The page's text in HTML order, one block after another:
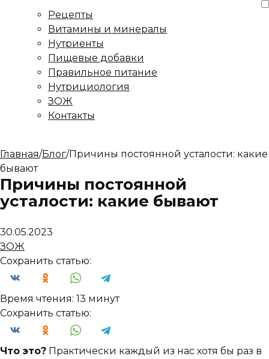
Рецепты
Витамины и минералы
Нутриенты
Пищевые добавки
Правильное питание
Нутрициология
ЗОЖ
Контакты
Главная/Блог/Причины постоянной усталости: какие
бывают
Причины постоянной
усталости: какие бывают
30.05.2023
ЗОЖ
Сохранить статью:
Время чтения: 13 минут
Сохранить статью:
Что это? Практически каждый из нас хотя бы раз в